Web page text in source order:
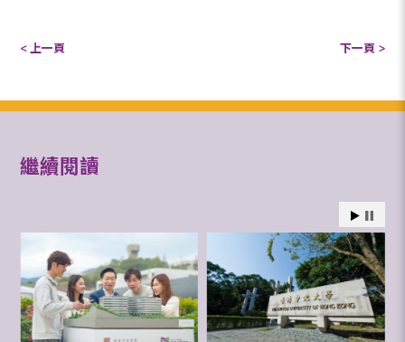
< 上一頁 下一頁 >
繼續閱讀